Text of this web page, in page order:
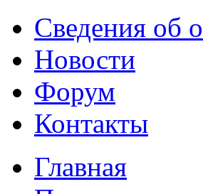
Сведения об
Новости
Форум
Контакты
Главная